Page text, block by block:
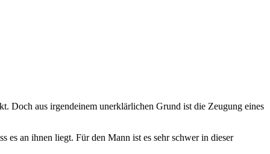
Doch aus irgendeinem unerklärlichen Grund ist die Zeugung eines
es an ihnen liegt. Für den Mann ist es sehr schwer in dieser